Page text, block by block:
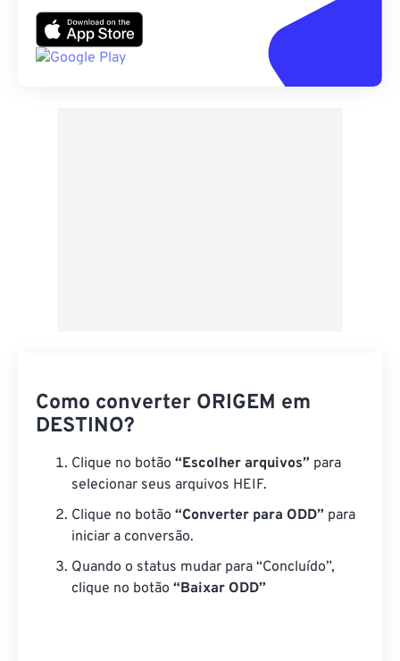
Como converter ORIGEM em
DESTINO?
Clique no botão “Escolher arquivos” para
selecionar seus arquivos HEIF.
Clique no botão “Converter para ODD” para
iniciar a conversão.
Quando o status mudar para “Concluído”,
clique no botão “Baixar ODD”